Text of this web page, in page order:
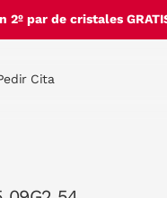
par de cristales
Cita